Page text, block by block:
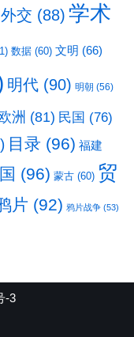
外交 (88) 学术
数据 (60) 文明 (66)
明代 (90) 明朝 (56)
欧洲 (81) 民国 (76)
目录 (96) 福建
(96) 蒙古 (60) 贸
片 (92) 鸦片战争 (53)
-3